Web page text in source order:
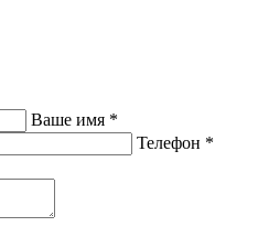
Ваше имя *
Телефон *